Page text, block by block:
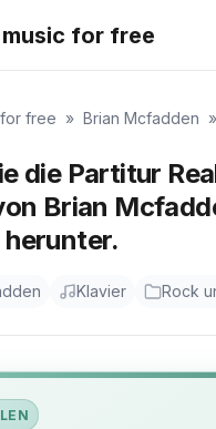
for free
free » Brian Mcfadden »
die Partitur
Brian
herunter.
Klavier Rock